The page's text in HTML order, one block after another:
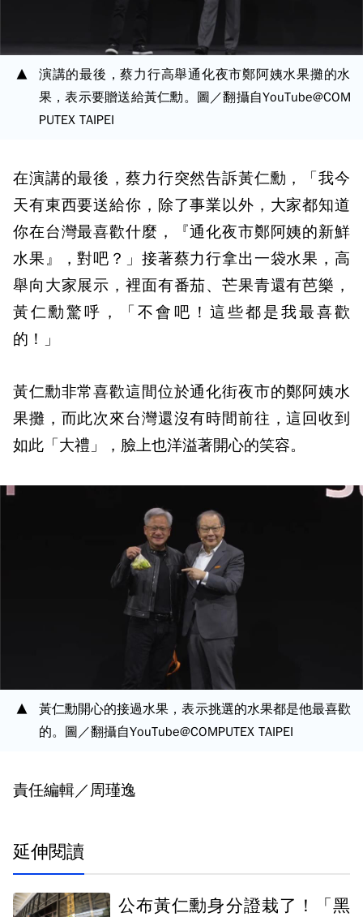
演講的最後，蔡力行高舉通化夜市鄭阿姨水果攤的水
果，表示要贈送給黃仁勳。圖／翻攝自YouTube@COM
PUTEX TAIPEI
在演講的最後，蔡力行突然告訴黃仁勳，「我今
天有東西要送給你，除了事業以外，大家都知道
你在台灣最喜歡什麼，『通化夜市鄭阿姨的新鮮
水果』，對吧？」接著蔡力行拿出一袋水果，高
舉向大家展示，裡面有番茄、芒果青還有芭樂，
黃仁勳驚呼，「不會吧！這些都是我最喜歡
的！」
黃仁勳非常喜歡這間位於通化街夜市的鄭阿姨水
果攤，而此次來台灣還沒有時間前往，這回收到
如此「大禮」，臉上也洋溢著開心的笑容。
黃仁勳開心的接過水果，表示挑選的水果都是他最喜歡
的。圖／翻攝自YouTube@COMPUTEX TAIPEI
責任編輯／周瑾逸
延伸閱讀
公布黃仁勳身分證栽了！「黑